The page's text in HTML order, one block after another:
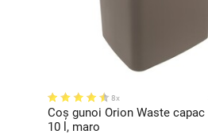
8x
Coș gunoi Orion Waste capac
10 l, maro